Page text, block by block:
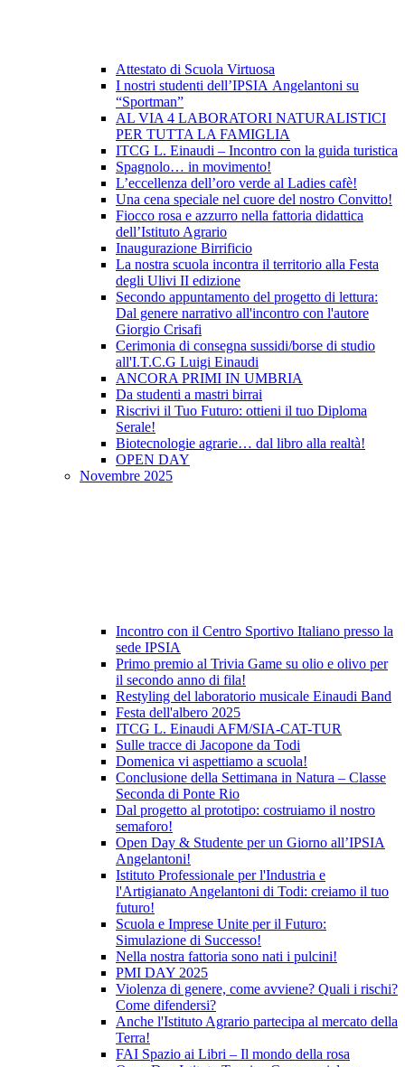
Attestato di Scuola Virtuosa
I nostri studenti dell’IPSIA Angelantoni su
“Sportman”
AL VIA 4 LABORATORI NATURALISTICI
PER TUTTA LA FAMIGLIA
ITCG L. Einaudi – Incontro con la guida turistica
Spagnolo… in movimento!
L’eccellenza dell’oro verde al Ladies cafè!
Una cena speciale nel cuore del nostro Convitto!
Fiocco rosa e azzurro nella fattoria didattica
dell’Istituto Agrario
Inaugurazione Birrificio
La nostra scuola incontra il territorio alla Festa
degli Ulivi II edizione
Secondo appuntamento del progetto di lettura:
Dal genere narrativo all'incontro con l'autore
Giorgio Crisafi
Cerimonia di consegna sussidi/borse di studio
all'I.T.C.G Luigi Einaudi
ANCORA PRIMI IN UMBRIA
Da studenti a mastri birrai
Riscrivi il Tuo Futuro: ottieni il tuo Diploma
Serale!
Biotecnologie agrarie… dal libro alla realtà!
OPEN DAY
Novembre 2025
Incontro con il Centro Sportivo Italiano presso la
sede IPSIA
Primo premio al Trivia Game su olio e olivo per
il secondo anno di fila!
Restyling del laboratorio musicale Einaudi Band
Festa dell'albero 2025
ITCG L. Einaudi AFM/SIA-CAT-TUR
Sulle tracce di Jacopone da Todi
Domenica vi aspettiamo a scuola!
Conclusione della Settimana in Natura – Classe
Seconda di Ponte Rio
Dal progetto al prototipo: costruiamo il nostro
semaforo!
Open Day & Studente per un Giorno all’IPSIA
Angelantoni!
Istituto Professionale per l'Industria e
l'Artigianato Angelantoni di Todi: creiamo il tuo
futuro!
Scuola e Imprese Unite per il Futuro:
Simulazione di Successo!
Nella nostra fattoria sono nati i pulcini!
PMI DAY 2025
Violenza di genere, come avviene? Quali i rischi?
Come difendersi?
Anche l'Istituto Agrario partecipa al mercato della
Terra!
FAI Spazio ai Libri – Il mondo della rosa